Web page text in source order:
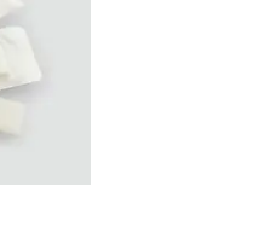
Besøg B. Brauns
portefølje.